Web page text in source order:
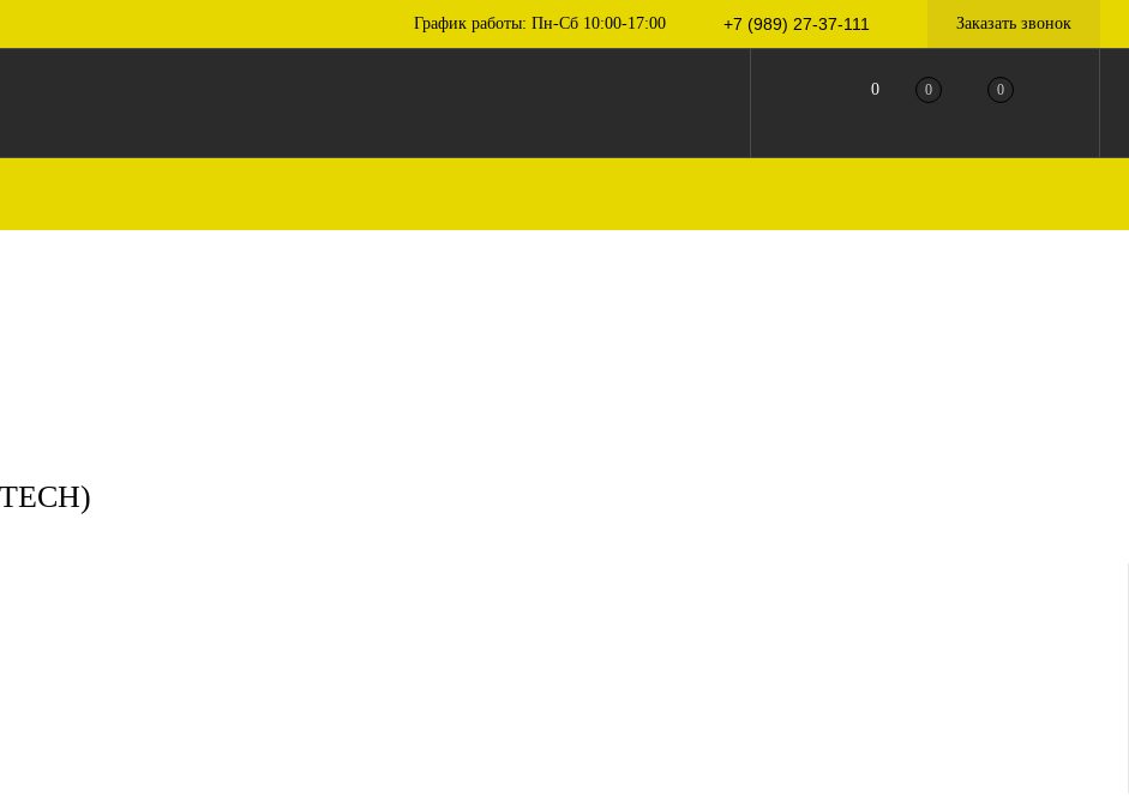
График работы: Пн-Сб 10:00-17:00 +7 (989) 27-37-111 Заказать звонок
0 0 0